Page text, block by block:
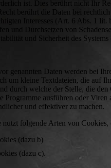
ist. Dies berührt nicht Ihr
berührt die Daten bei
Interesses (Art. 6 Abs. 1
und Durchsetzen von
und Sicherheit des
genannten Daten werden bei
um kleine Textdateien, die auf
durch welche der Stelle, die
Programme ausführen oder
und effektiver zu machen.
nutzt folgende Arten von
(dazu b)
(dazu c).